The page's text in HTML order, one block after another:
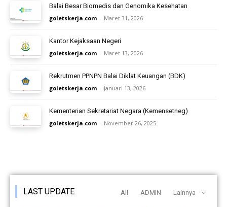
Balai Besar Biomedis dan Genomika Kesehatan
goletskerja.com - Maret 31, 2026
Kantor Kejaksaan Negeri
goletskerja.com - Maret 13, 2026
Rekrutmen PPNPN Balai Diklat Keuangan (BDK)
goletskerja.com - Januari 13, 2026
Kementerian Sekretariat Negara (Kemensetneg)
goletskerja.com - November 26, 2025
LAST UPDATE All ADMIN Lainnya